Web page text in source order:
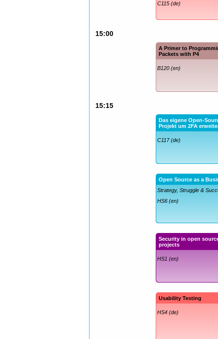
C115 (de)
15:00
A Primer to
Packets with P4
B120 (en)
15:15
Das eigene Open-
Projekt um 2FA
C117 (de)
Open Source as a
Strategy, Struggle &
HS6 (en)
Security in open
projects
HS1 (en)
Usability Testing
HS4 (de)